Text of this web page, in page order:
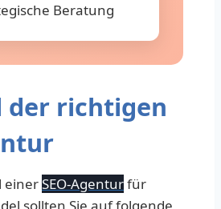
Beratung
der richtigen
einerSEO-Agenturfür